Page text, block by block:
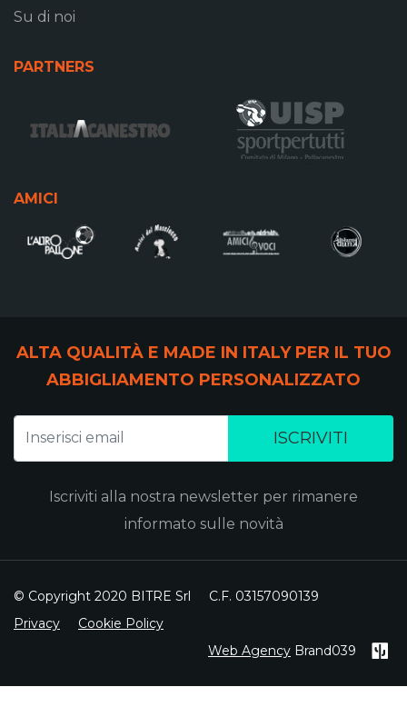
Su di noi
PARTNERS
AMICI
ALTA QUALITÀ E MADE IN ITALY PER IL TUO
ABBIGLIAMENTO PERSONALIZZATO
ISCRIVITI
Iscriviti alla nostra newsletter per rimanere
informato sulle novità
© Copyright 2020 BITRE Srl
C.F. 03157090139
Privacy
Cookie Policy
Web Agency Brand039